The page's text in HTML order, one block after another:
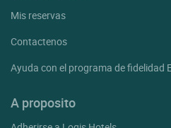
Mis reservas
Contactenos
Ayuda con el programa de fidelidad
A proposito